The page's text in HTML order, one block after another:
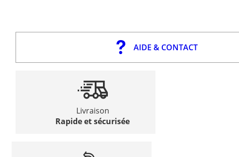
AIDE & CONTACT
Livraison
Rapide et sécurisée